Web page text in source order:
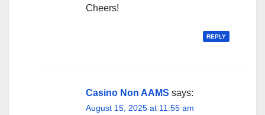
Cheers!
REPLY
Casino Non AAMS says:
August 15, 2025 at 11:55 am